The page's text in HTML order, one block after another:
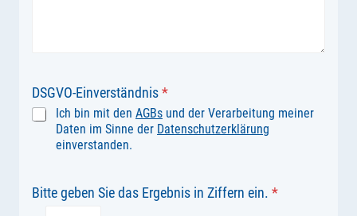
DSGVO-Einverständnis*
Ich bin mit den AGBs und der Verarbeitung meiner
Daten im Sinne der Datenschutzerklärung
einverstanden.
Bitte geben Sie das Ergebnis in Ziffern ein. *